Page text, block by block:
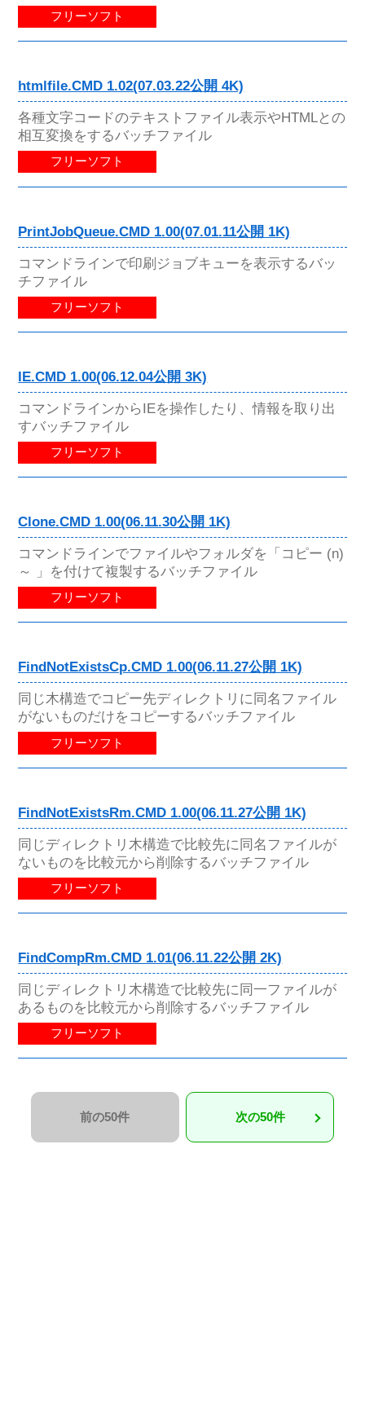
フリーソフト
htmlfile.CMD 1.02(07.03.22公開 4K)
各種文字コードのテキストファイル表示やHTMLとの
相互変換をするバッチファイル
フリーソフト
PrintJobQueue.CMD 1.00(07.01.11公開 1K)
コマンドラインで印刷ジョブキューを表示するバッ
チファイル
フリーソフト
IE.CMD 1.00(06.12.04公開 3K)
コマンドラインからIEを操作したり、情報を取り出
すバッチファイル
フリーソフト
Clone.CMD 1.00(06.11.30公開 1K)
コマンドラインでファイルやフォルダを「コピー (n)
～ 」を付けて複製するバッチファイル
フリーソフト
FindNotExistsCp.CMD 1.00(06.11.27公開 1K)
同じ木構造でコピー先ディレクトリに同名ファイル
がないものだけをコピーするバッチファイル
フリーソフト
FindNotExistsRm.CMD 1.00(06.11.27公開 1K)
同じディレクトリ木構造で比較先に同名ファイルが
ないものを比較元から削除するバッチファイル
フリーソフト
FindCompRm.CMD 1.01(06.11.22公開 2K)
同じディレクトリ木構造で比較先に同一ファイルが
あるものを比較元から削除するバッチファイル
フリーソフト
前の50件 次の50件